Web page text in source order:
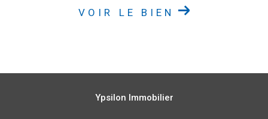
VOIR LE BIEN
Ypsilon Immobilier